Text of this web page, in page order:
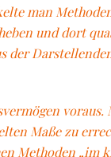
man
und dort
der
Maße zu
Methoden „im